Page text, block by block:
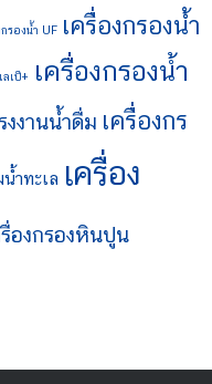
รองน้ำ UF เครื่องกรองน้ำ
ลเป็+
เครื่องกรองน้ำ
งงานน้ำดื่ม เครื่องกร
น้ำทะเล เครื่อง
รื่องกรองหินปูน